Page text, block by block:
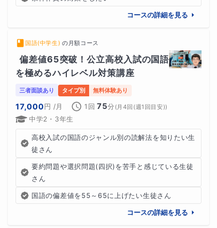
コースの詳細を見る
国語(中学生) の 月額コース
偏差値65突破！公立高校入試の国語
を極めるハイレベル対策講座
三者面談あり タイプ別 無料体験あり
17,000円 /月 1回 75分 (月4回(週1回目安))
中学2・3年生
高校入試の国語のジャンル別の読解法を知りたい生
徒さん
要約問題や選択問題(四択)を苦手と感じている生徒
さん
国語の偏差値を55～65に上げたい生徒さん
コースの詳細を見る